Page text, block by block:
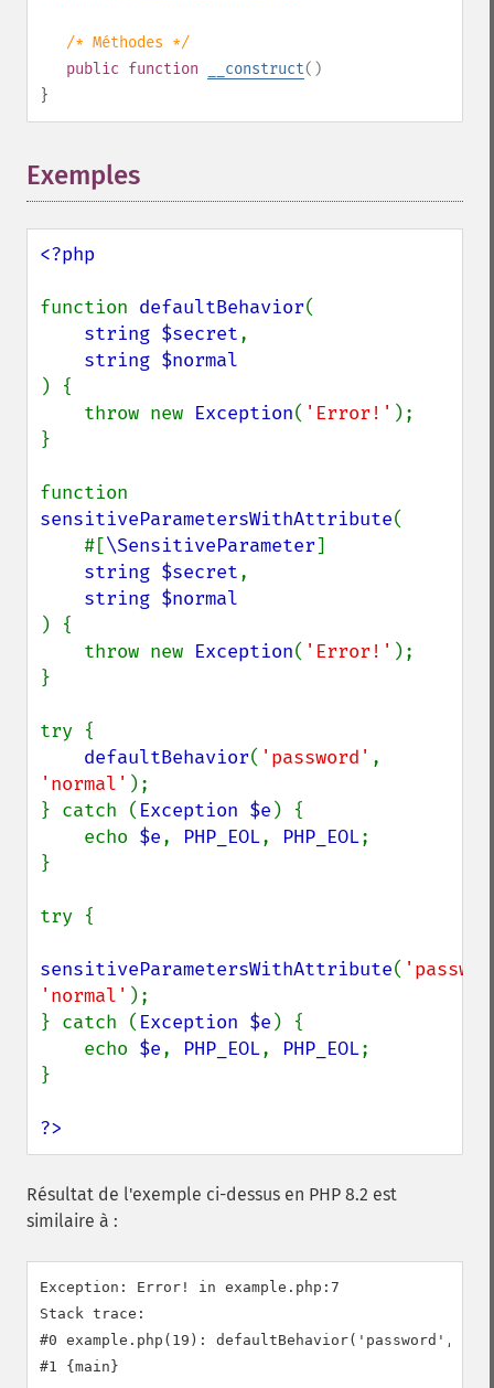
/* Méthodes */
public function __construct()
}
Exemples
<?php
function defaultBehavior(
string $secret,
) {
    throw new
Exception( 'Error!' );
}
sensitiveParametersWithAttribute(
    #[
\SensitiveParameter]
string $secret,
) {
    throw new
Exception( 'Error!' );
}
try {
defaultBehavior( 'password'
'normal' );
} catch ( Exception $e ) {
    echo
$e, PHP_EOL, PHP_EOL;
}
try {
sensitiveParametersWithAttribute(
'normal' );
} catch ( Exception $e ) {
    echo
$e, PHP_EOL, PHP_EOL;
}
?>
Résultat de l'exemple ci-dessus en PHP 8.2 est
similaire à :
Exception: Error! in example.php:7
Stack trace:
#0 example.php(19): defaultBehavior('password',
#1 {main}